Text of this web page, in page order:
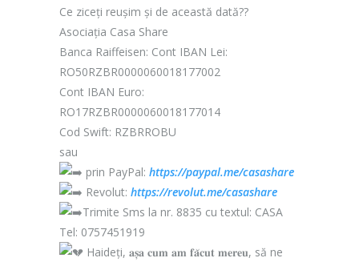
Ce ziceți reușim și de această dată??
Asociația Casa Share
Banca Raiffeisen: Cont IBAN Lei:
RO50RZBR0000060018177002
Cont IBAN Euro:
RO17RZBR0000060018177014
Cod Swift: RZBRROBU
sau
prin PayPal: https://paypal.me/casashare
Revolut: https://revolut.me/casashare
Trimite Sms la nr. 8835 cu textul: CASA
Tel: 0757451919
Haideți, 𝐚𝐬̦𝐚 𝐜𝐮𝐦 𝐚𝐦 𝐟𝐚̆𝐜𝐮𝐭 𝐦𝐞𝐫𝐞𝐮, să ne